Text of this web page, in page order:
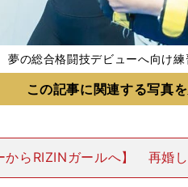
夢の総合格闘技デビューへ向け練
この記事に関連する写真
からRIZINガールへ】 再婚
業主婦だった。転機となっ